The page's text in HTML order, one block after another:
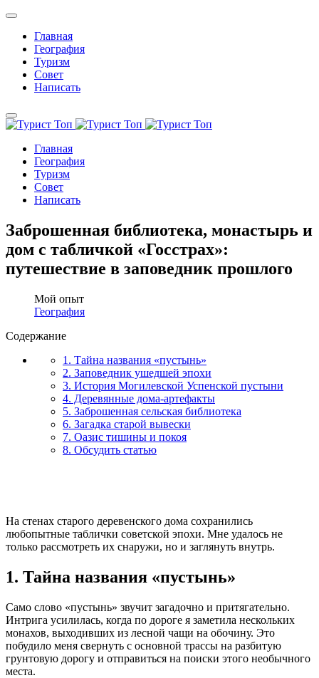
Главная
География
Туризм
Совет
Написать
Главная
География
Туризм
Совет
Написать
Заброшенная библиотека, монастырь и
дом с табличкой «Госстрах»:
путешествие в заповедник прошлого
Мой опыт
География
Содержание
1. Тайна названия «пустынь»
2. Заповедник ушедшей эпохи
3. История Могилевской Успенской пустыни
4. Деревянные дома-артефакты
5. Заброшенная сельская библиотека
6. Загадка старой вывески
7. Оазис тишины и покоя
8. Обсудить статью
На стенах старого деревенского дома сохранились
любопытные таблички советской эпохи. Мне удалось не
только рассмотреть их снаружи, но и заглянуть внутрь.
1. Тайна названия «пустынь»
Само слово «пустынь» звучит загадочно и притягательно.
Интрига усилилась, когда по дороге я заметила нескольких
монахов, выходивших из лесной чащи на обочину. Это
побудило меня свернуть с основной трассы на разбитую
грунтовую дорогу и отправиться на поиски этого необычного
места.